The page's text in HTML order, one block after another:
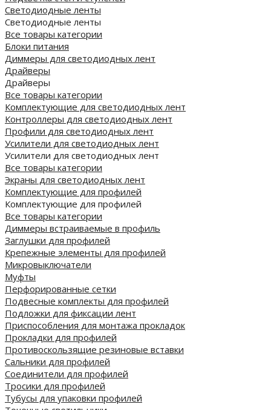
Светодиодные ленты
Светодиодные ленты
Все товары категории
Блоки питания
Диммеры для светодиодных лент
Драйверы
Драйверы
Все товары категории
Комплектующие для светодиодных лент
Контроллеры для светодиодных лент
Профили для светодиодных лент
Усилители для светодиодных лент
Усилители для светодиодных лент
Все товары категории
Экраны для светодиодных лент
Комплектующие для профилей
Комплектующие для профилей
Все товары категории
Диммеры встраиваемые в профиль
Заглушки для профилей
Крепежные элементы для профилей
Микровыключатели
Муфты
Перфорированные сетки
Подвесные комплекты для профилей
Подложки для фиксации лент
Приспособления для монтажа прокладок
Прокладки для профилей
Противоскользящие резиновые вставки
Сальники для профилей
Соединители для профилей
Тросики для профилей
Тубусы для упаковки профилей